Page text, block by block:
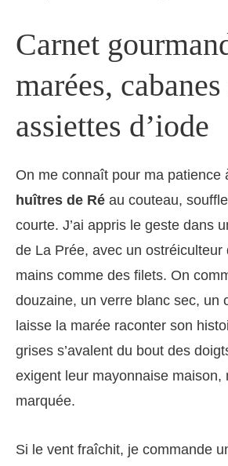
Carnet
marées,
assiettes d’iode
On me connaît pour ma patience
huîtres de Ré au couteau,
courte. J’ai appris le geste dans
de La Prée, avec un ostréiculteur
mains comme des filets. On
douzaine, un verre blanc sec, un
laisse la marée raconter son
grises s’avalent du bout des
exigent leur mayonnaise maison,
marquée.
Si le vent fraîchit, je commande